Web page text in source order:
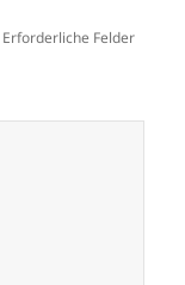
Erforderliche Felder